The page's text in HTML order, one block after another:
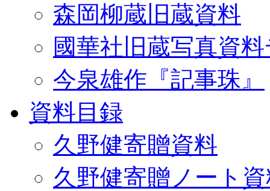
森岡柳蔵旧蔵資料
國華社旧蔵写真資
今泉雄作『記事珠』
資料目録
久野健寄贈資料
久野健寄贈ノート